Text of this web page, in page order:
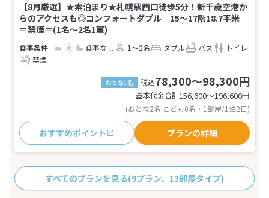
【8月厳選】★素泊まり★札幌駅西口徒歩5分！新千歳空港か
らのアクセスも◎コンフォートダブル 15〜17階18.7平米
＝禁煙＝(1名～2名1室)
食事なし 1～2名 ダブル バス
トイレ
禁煙
おとな1名 税込78,300～98,300円
基本代金合計156,600〜196,600円
(おとな2名 こども0名・1部屋/1泊2日)
おすすめポイント プランの詳細
すべてのプランを見る(9プラン、13部屋タイプ)